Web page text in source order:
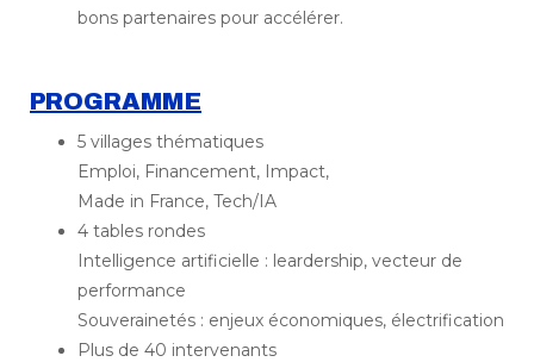
bons partenaires pour accélérer.
PROGRAMME
5 villages thématiques
Emploi, Financement, Impact,
Made in France, Tech/IA
4 tables rondes
Intelligence artificielle : leardership, vecteur de
performance
Souverainetés : enjeux économiques, électrification
Plus de 40 intervenants